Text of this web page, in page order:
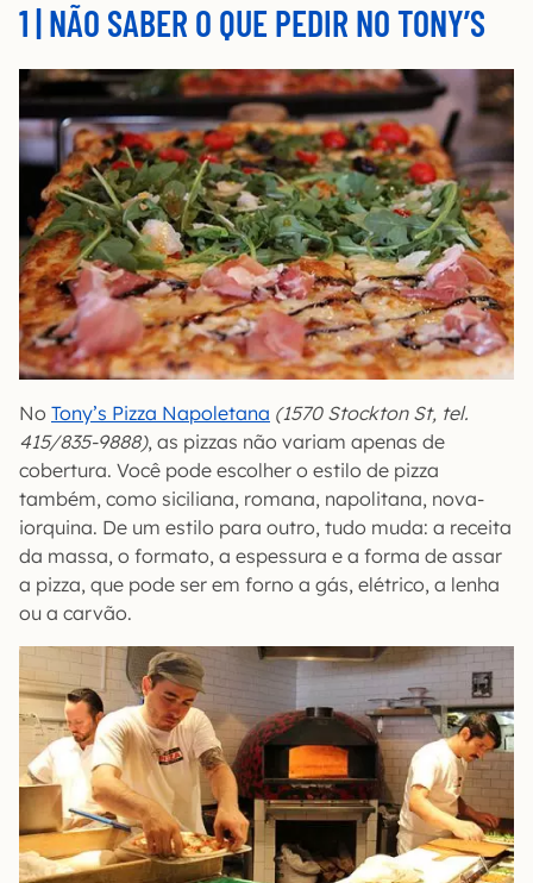
1 | NÃO SABER O QUE PEDIR NO TONY’S
No Tony’s Pizza Napoletana (1570 Stockton St, tel.
415/835-9888), as pizzas não variam apenas de
cobertura. Você pode escolher o estilo de pizza
também, como siciliana, romana, napolitana, nova-
iorquina. De um estilo para outro, tudo muda: a receita
da massa, o formato, a espessura e a forma de assar
a pizza, que pode ser em forno a gás, elétrico, a lenha
ou a carvão.